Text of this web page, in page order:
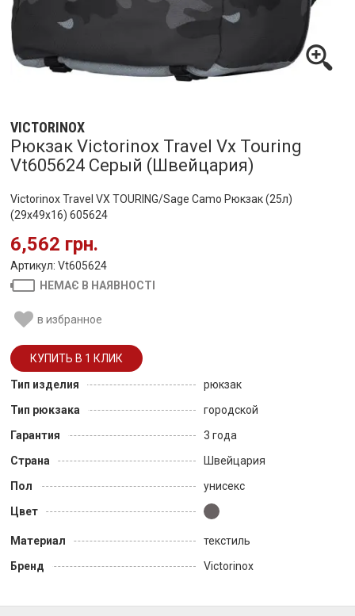
VICTORINOX
Рюкзак Victorinox Travel Vx Touring
Vt605624 Серый (Швейцария)
Victorinox Travel VX TOURING/Sage Camo Рюкзак (25л)
(29x49x16) 605624
6,562 грн.
Артикул: Vt605624
НЕМАЄ В НАЯВНОСТІ
в избранное
Тип изделия
рюкзак
Тип рюкзака
городской
Гарантия
3 года
Страна
Швейцария
Пол
унисекс
Цвет
Материал
текстиль
Бренд
Victorinox